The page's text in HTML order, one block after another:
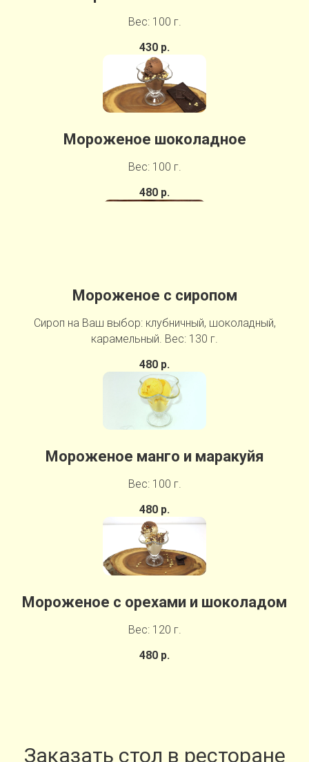
Вес: 100 г.
430 р.
Мороженое шоколадное
Вес: 100 г.
480 р.
Мороженое с сиропом
Сироп на Ваш выбор: клубничный, шоколадный,
карамельный. Вес: 130 г.
480 р.
Мороженое манго и маракуйя
Вес: 100 г.
480 р.
Мороженое с орехами и шоколадом
Вес: 120 г.
480 р.
Заказать стол в ресторане